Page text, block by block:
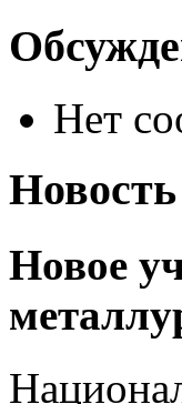
Нет
Новое